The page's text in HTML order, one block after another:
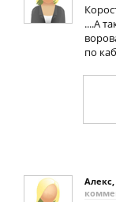
....А
по
Алекс,